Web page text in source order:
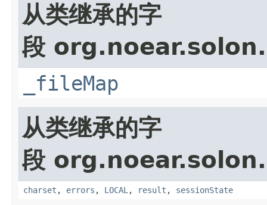
从类继承的字
段
_fileMap
从类继承的字
段
charset , errors , LOCAL , result , sessionState